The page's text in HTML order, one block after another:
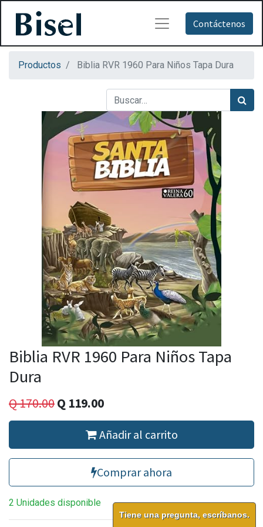
Contáctenos
Productos Biblia RVR 1960 Para Niños Tapa Dura
Biblia RVR 1960 Para Niños Tapa
Dura
Q170.00Q 119.00
Añadir al carrito
Comprar ahora
2 Unidades disponible
Tiene una pregunta, escríbanos.